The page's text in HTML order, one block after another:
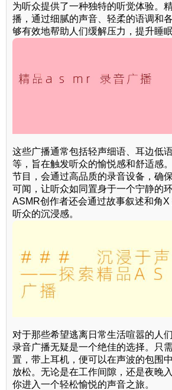
为听众提供了一种独特的听觉体验。
播，通过细腻的声音、轻柔的语调和
够有效地帮助人们缓解压力，提升睡眠
这些广播通常包括轻声细语、耳边低
等，旨在触发听众的愉悦感和舒适感
节目，会通过高品质的录音设备，确
可闻，让听众如同置身于一个宁静的
ASMR创作者还会通过故事叙述和角
听众的沉浸感。
对于那些希望逃离日常生活喧嚣的人
录音广播无疑是一个绝佳的选择。只
置，带上耳机，便可以在声波的包围
放松。无论是在工作间隙，还是夜晚
你进入一个轻松愉悦的声音之旅。